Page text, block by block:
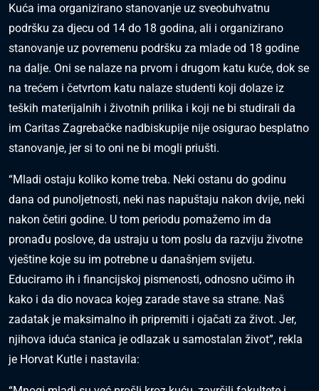
Kuća ima organizirano stanovanje uz sveobuhvatnu
podršku za djecu od 14 do 18 godina, ali i organizirano
stanovanje uz povremenu podršku za mlade od 18 godine
na dalje. Oni se nalaze na prvom i drugom katu kuće, dok se
na trećem i četvrtom katu nalaze studenti koji dolaze iz
teških materijalnih i životnih prilika i koji ne bi studirali da
im Caritas Zagrebačke nadbiskupije nije osigurao besplatno
stanovanje, jer si to oni ne bi mogli priušti.
“Mladi ostaju koliko kome treba. Neki ostanu do godinu
dana od punoljetnosti, neki nas napuštaju nakon dvije, neki
nakon četiri godine. U tom periodu pomažemo im da
pronađu poslove, da ustraju u tom poslu da razviju životne
vještine koje su im potrebne u današnjem svijetu.
Educiramo ih i financijskoj pismenosti, odnosno učimo ih
kako i da dio novaca kojeg zarade stave sa strane. Naš
zadatak je maksimalno ih pripremiti i ojačati za život. Jer,
njihova iduća stanica je odlazak u samostalan život”, rekla
je Horvat Kutle i nastavila: